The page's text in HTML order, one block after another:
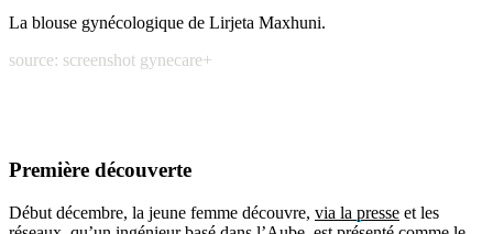
La blouse gynécologique de Lirjeta Maxhuni.
source: screenshot gynecare+
Première découverte
Début décembre, la jeune femme découvre, via la presse et les